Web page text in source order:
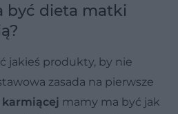
być dieta matki
jakieś produkty, by nie
zasada na pierwsze
mamy ma być jak